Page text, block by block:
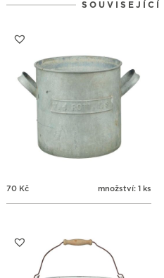
SOUVISEJÍCÍ
70 Kč množství: 1 ks